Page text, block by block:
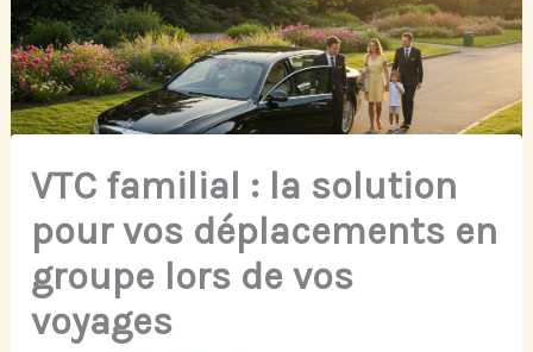
VTC familial : la solution
pour vos déplacements en
groupe lors de vos
voyages